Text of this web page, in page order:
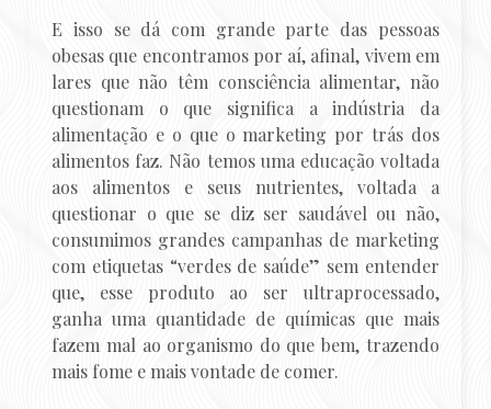
E isso se dá com grande parte das pessoas
obesas que encontramos por aí, afinal, vivem em
lares que não têm consciência alimentar, não
questionam o que significa a indústria da
alimentação e o que o marketing por trás dos
alimentos faz. Não temos uma educação voltada
aos alimentos e seus nutrientes, voltada a
questionar o que se diz ser saudável ou não,
consumimos grandes campanhas de marketing
com etiquetas “verdes de saúde” sem entender
que, esse produto ao ser ultraprocessado,
ganha uma quantidade de químicas que mais
fazem mal ao organismo do que bem, trazendo
mais fome e mais vontade de comer.